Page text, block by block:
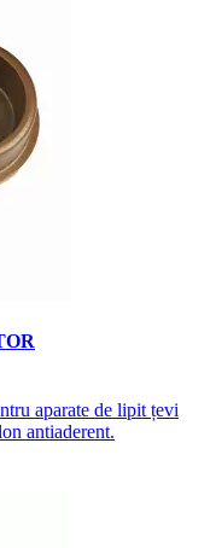
aparate de lipit țevi
antiaderent.